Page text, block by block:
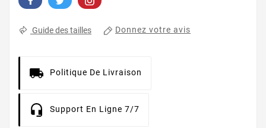
Guide des tailles Donnez votre avis
Politique De Livraison
Support En Ligne 7/7